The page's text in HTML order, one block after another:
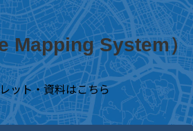
Mapping System）
ット・資料はこちら